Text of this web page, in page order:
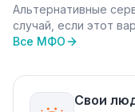
Альтернативные
случай, если этот
Все МФО
Свои